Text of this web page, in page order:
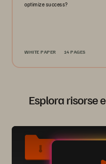
optimize success?
WHITE PAPER 14 PAGES
Esplora risorse